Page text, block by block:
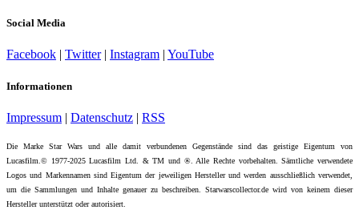
Social Media
Facebook | Twitter| Instagram | YouTube
Informationen
Impressum | Datenschutz | RSS
Die Marke Star Wars und alle damit verbundenen Gegenstände sind das geistige Eigentum von
Lucasfilm.© 1977-2025 Lucasfilm Ltd. & TM und ®. Alle Rechte vorbehalten. Sämtliche verwendete
Logos und Markennamen sind Eigentum der jeweiligen Hersteller und werden ausschließlich verwendet,
um die Sammlungen und Inhalte genauer zu beschreiben. Starwarscollector.de wird von keinem dieser
Hersteller unterstützt oder autorisiert.